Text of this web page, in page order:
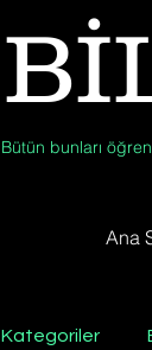
Bütün bunları
Ana
Kategoriler